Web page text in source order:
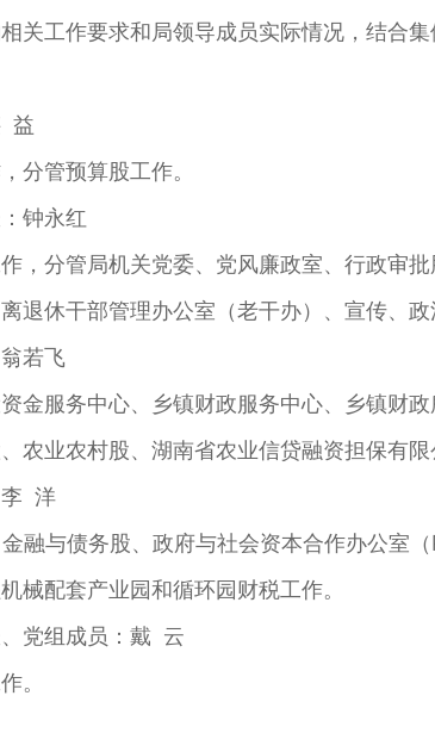
工作要求和局领导成员实际情况，结合集
益
管预算股工作。
钟永红
分管局机关党委、党风廉政室、行政审批
退休干部管理办公室（老干办）、宣传、政
若飞
服务中心、乡镇财政服务中心、乡镇财政
农业农村股、湖南省农业信贷融资担保有
洋
与债务股、政府与社会资本合作办公室（
械配套产业园和循环园财税工作。
党组成员：戴 云
。